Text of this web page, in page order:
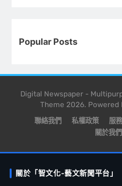
Popular Posts
Digital Newspaper -
Theme 2026. Powered
聯絡我們 私權政策 服
關於我們
關於「智文化-藝文新聞平台」